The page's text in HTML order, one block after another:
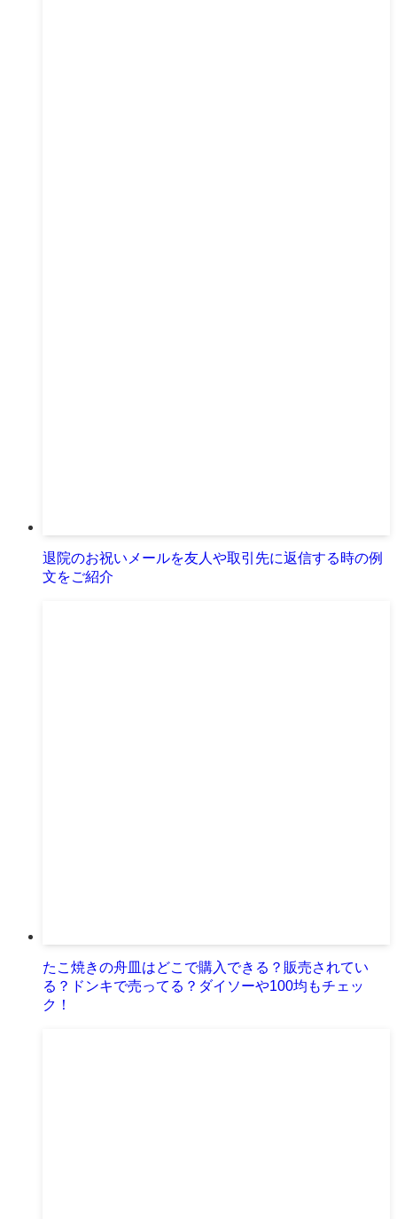
退院のお祝いメールを友人や取引先に返信する時の例
文をご紹介
たこ焼きの舟皿はどこで購入できる？販売されてい
る？ドンキで売ってる？ダイソーや100均もチェッ
ク！